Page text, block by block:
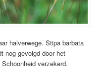
halverwege. Stipa barbata
nog gevolgd door het
verzekerd.